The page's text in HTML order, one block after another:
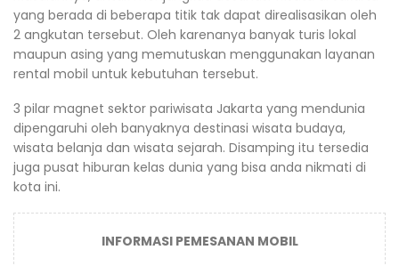
yang berada di beberapa titik tak dapat direalisasikan oleh
2 angkutan tersebut. Oleh karenanya banyak turis lokal
maupun asing yang memutuskan menggunakan layanan
rental mobil untuk kebutuhan tersebut.
3 pilar magnet sektor pariwisata Jakarta yang mendunia
dipengaruhi oleh banyaknya destinasi wisata budaya,
wisata belanja dan wisata sejarah. Disamping itu tersedia
juga pusat hiburan kelas dunia yang bisa anda nikmati di
kota ini.
INFORMASI PEMESANAN MOBIL